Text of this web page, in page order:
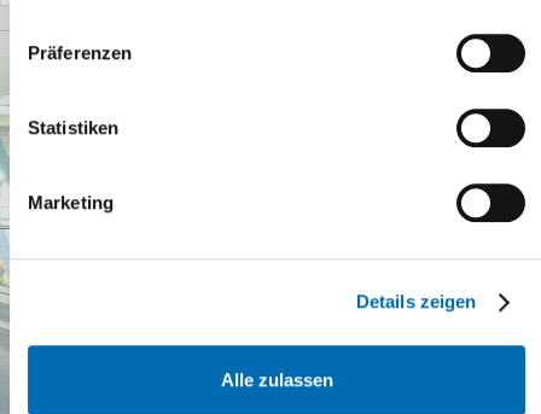
Präferenzen
Statistiken
Marketing
Details zeigen
Alle zulassen